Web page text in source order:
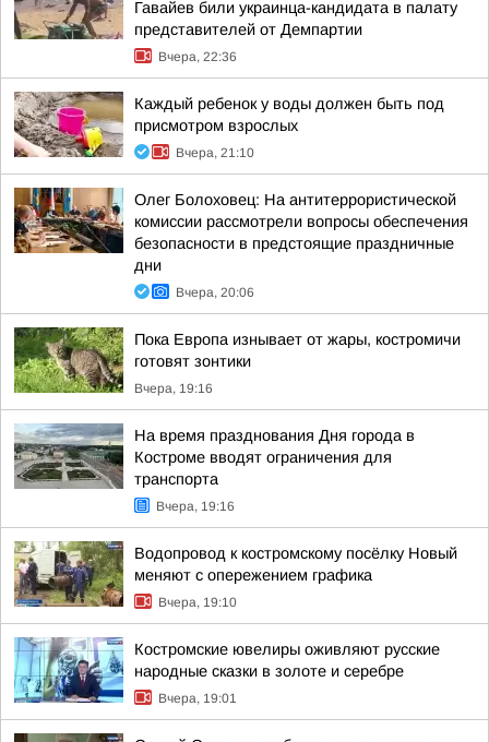
Гавайев били украинца-кандидата в палату
представителей от Демпартии
Вчера, 22:36
Каждый ребенок у воды должен быть под
присмотром взрослых
Вчера, 21:10
Олег Болоховец: На антитеррористической
комиссии рассмотрели вопросы обеспечения
безопасности в предстоящие праздничные
дни
Вчера, 20:06
Пока Европа изнывает от жары, костромичи
готовят зонтики
Вчера, 19:16
На время празднования Дня города в
Костроме вводят ограничения для
транспорта
Вчера, 19:16
Водопровод к костромскому посёлку Новый
меняют с опережением графика
Вчера, 19:10
Костромские ювелиры оживляют русские
народные сказки в золоте и серебре
Вчера, 19:01